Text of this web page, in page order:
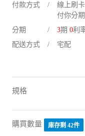
付款方式
線上刷
付你分期
分期
3期 0利
配送方式
宅配
規格
購買數量 庫存剩 42件